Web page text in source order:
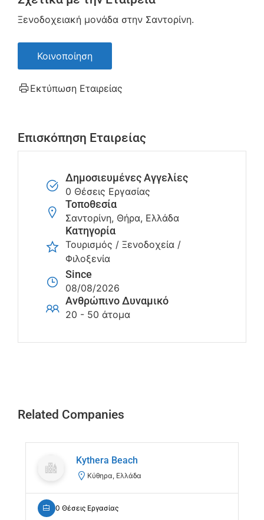
Ξενοδοχειακή μονάδα στην Σαντορίνη.
Κοινοποίηση
Εκτύπωση Εταιρείας
Επισκόπηση Εταιρείας
Δημοσιευμένες Αγγελίες
0 Θέσεις Εργασίας
Τοποθεσία
Σαντορίνη, Θήρα, Ελλάδα
Κατηγορία
Τουρισμός / Ξενοδοχεία /
Φιλοξενία
Since
08/08/2026
Ανθρώπινο Δυναμικό
20 - 50 άτομα
Related Companies
Kythera Beach
Κύθηρα, Ελλάδα
0 Θέσεις Εργασίας